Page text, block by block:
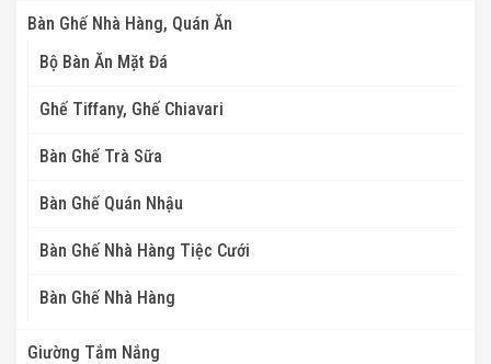
Bàn Ghế Nhà Hàng, Quán Ăn
Bộ Bàn Ăn Mặt Đá
Ghế Tiffany, Ghế Chiavari
Bàn Ghế Trà Sữa
Bàn Ghế Quán Nhậu
Bàn Ghế Nhà Hàng Tiệc Cưới
Bàn Ghế Nhà Hàng
Giường Tắm Nắng